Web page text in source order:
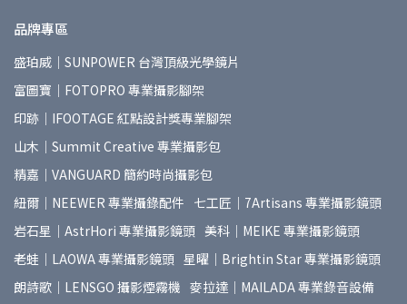
品牌專區
盛珀威｜SUNPOWER 台灣頂級光學鏡片
富圖寶｜FOTOPRO 專業攝影腳架
印跡｜IFOOTAGE 紅點設計獎專業腳架
山木｜Summit Creative 專業攝影包
精嘉｜VANGUARD 簡約時尚攝影包
紐爾｜NEEWER 專業攝錄配件 七工匠｜7Artisans 專業攝影鏡頭
岩石星｜AstrHori 專業攝影鏡頭 美科｜MEIKE 專業攝影鏡頭
老蛙｜LAOWA 專業攝影鏡頭 星曜｜Brightin Star 專業攝影鏡頭
朗詩歌｜LENSGO 攝影煙霧機 麥拉達｜MAILADA 專業錄音設備